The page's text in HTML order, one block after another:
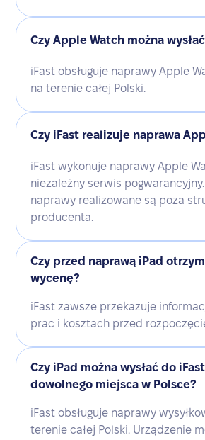
Czy Apple Watch można
iFast obsługuje naprawy Apple
na terenie całej Polski.
Czy iFast realizuje naprawa
iFast wykonuje naprawy Apple
niezależny serwis
naprawy realizowane są poza
producenta.
Czy przed naprawą iPad
wycenę?
iFast zawsze przekazuje
prac i kosztach przed
Czy iPad można wysłać do
dowolnego miejsca w Polsce?
iFast obsługuje naprawy
terenie całej Polski. Urządzenie